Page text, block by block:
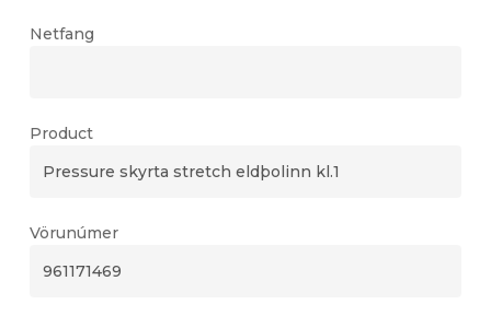
Netfang
Product
Vörunúmer